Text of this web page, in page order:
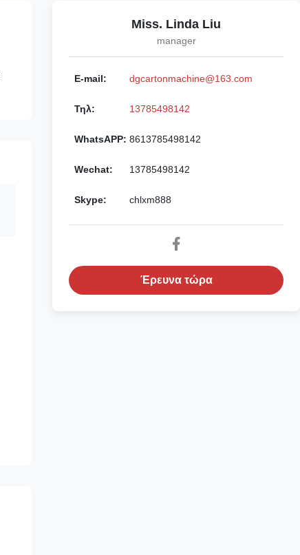
Miss. Linda Liu
manager
E-mail: dgcartonmachine@163.com
Τηλ: 13785498142
WhatsAPP: 8613785498142
Wechat: 13785498142
Skype: chlxm888
Έρευνα τώρα